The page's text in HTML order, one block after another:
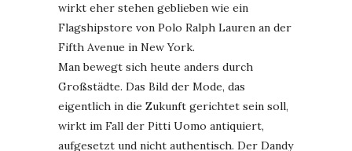
wirkt eher stehen geblieben wie ein
Flagshipstore von Polo Ralph Lauren an der
Fifth Avenue in New York.
Man bewegt sich heute anders durch
Großstädte. Das Bild der Mode, das
eigentlich in die Zukunft gerichtet sein soll,
wirkt im Fall der Pitti Uomo antiquiert,
aufgesetzt und nicht authentisch. Der Dandy